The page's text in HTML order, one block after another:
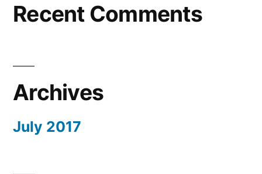
Recent Comments
Archives
July 2017